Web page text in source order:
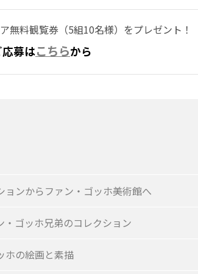
無料観覧券（5組10名様）をプレゼント！
募はこちらから
ンからファン・ゴッホ美術館へ
ゴッホ兄弟のコレクション
の絵画と素描